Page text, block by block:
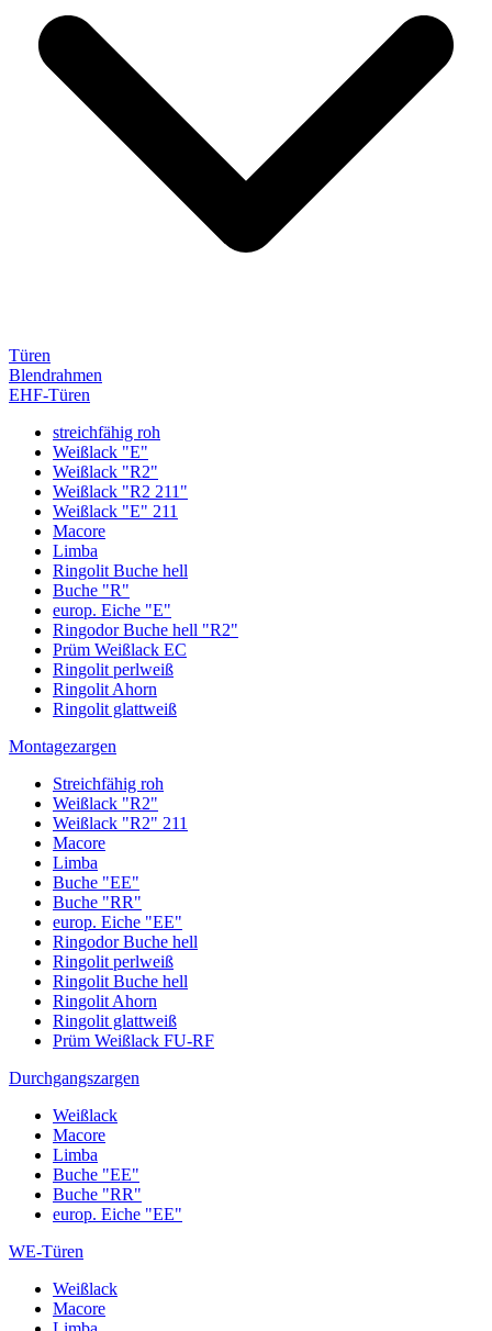
Türen
Blendrahmen
EHF-Türen
streichfähig roh
Weißlack "E"
Weißlack "R2"
Weißlack "R2 211"
Weißlack "E" 211
Macore
Limba
Ringolit Buche hell
Buche "R"
europ. Eiche "E"
Ringodor Buche hell "R2"
Prüm Weißlack EC
Ringolit perlweiß
Ringolit Ahorn
Ringolit glattweiß
Montagezargen
Streichfähig roh
Weißlack "R2"
Weißlack "R2" 211
Macore
Limba
Buche "EE"
Buche "RR"
europ. Eiche "EE"
Ringodor Buche hell
Ringolit perlweiß
Ringolit Buche hell
Ringolit Ahorn
Ringolit glattweiß
Prüm Weißlack FU-RF
Durchgangszargen
Weißlack
Macore
Limba
Buche "EE"
Buche "RR"
europ. Eiche "EE"
WE-Türen
Weißlack
Macore